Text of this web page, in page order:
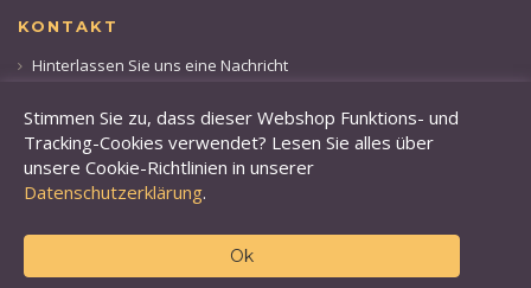
KONTAKT
Hinterlassen Sie uns eine Nachricht
Stimmen Sie zu, dass dieser Webshop Funktions- und
Tracking-Cookies verwendet? Lesen Sie alles über
unsere Cookie-Richtlinien in unserer
Datenschutzerklärung.
Ok